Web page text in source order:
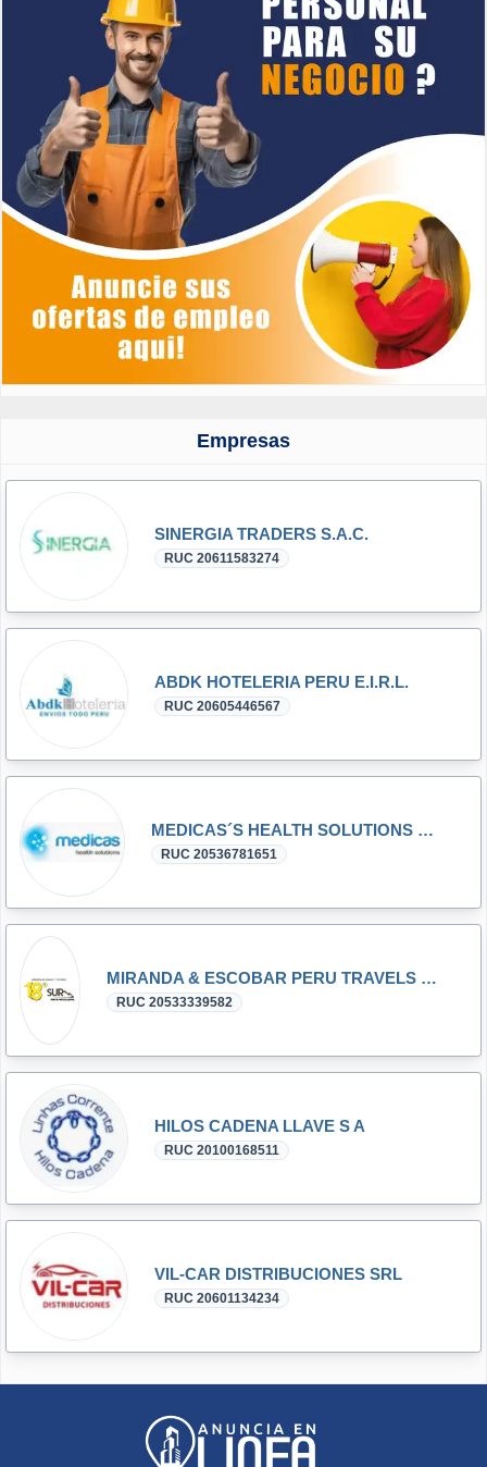
Empresas
SINERGIA TRADERS S.A.C.
RUC 20611583274
ABDK HOTELERIA PERU E.I.R.L.
RUC 20605446567
MEDICAS´S HEALTH SOLUTIONS SAC
RUC 20536781651
MIRANDA & ESCOBAR PERU TRAVELS S.A.C. - M & E PERU TRAVELS S.A.C.
RUC 20533339582
HILOS CADENA LLAVE S A
RUC 20100168511
VIL-CAR DISTRIBUCIONES SRL
RUC 20601134234